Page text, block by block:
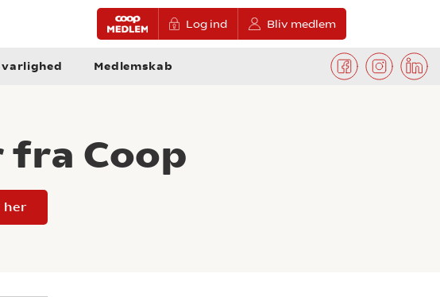
Log ind Bliv medlem
Medlemskab
fra Coop
her